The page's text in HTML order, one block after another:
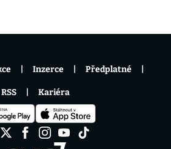
Inzerce Předplatné
RSS Kariéra